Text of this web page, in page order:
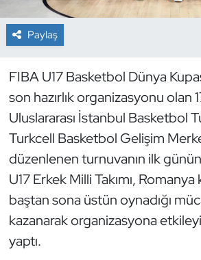
Paylaş
FIBA U17 Basketbol Dünya
son hazırlık organizasyonu olan
Uluslararası İstanbul Basketbol
Turkcell Basketbol Gelişim
düzenlenen turnuvanın ilk
U17 Erkek Milli Takımı, Romanya
baştan sona üstün oynadığı
kazanarak organizasyona
yaptı.
Dağcılık
Dans Sporları
Dövüş Sanatı
E-Spor
Eskrim
Futbol
Futsal
Genel